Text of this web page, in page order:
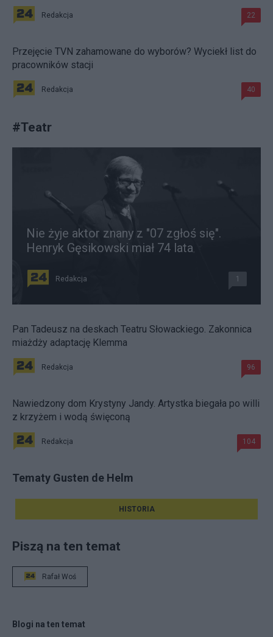
Redakcja 22
Przejęcie TVN zahamowane do wyborów? Wyciekł list do
pracowników stacji
Redakcja 40
#Teatr
Nie żyje aktor znany z "07 zgłoś się".
Henryk Gęsikowski miał 74 lata
Redakcja 1
Pan Tadeusz na deskach Teatru Słowackiego. Zakonnica
miażdży adaptację Klemma
Redakcja 96
Nawiedzony dom Krystyny Jandy. Artystka biegała po willi
z krzyżem i wodą święconą
Redakcja 104
Tematy Gusten de Helm
HISTORIA
Piszą na ten temat
Rafał Woś
Blogi na ten temat